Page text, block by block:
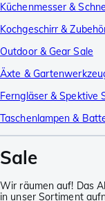
Küchenmesser &
Kochgeschirr &
Outdoor & Gear Sale
Äxte &
Ferngläser & Spektive
Taschenlampen &
Sale
Wir räumen auf! Das
in unser Sortiment